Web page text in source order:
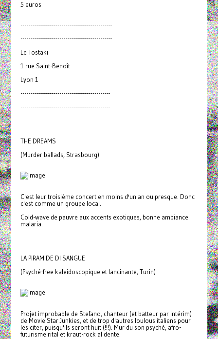
5 euros
-----------------------------------------------
-----------------------------------------------
Le Tostaki
1 rue Saint-Benoît
Lyon 1
----------------------------------------------
----------------------------------------------
THE DREAMS
(Murder ballads, Strasbourg)
C'est leur troisième concert en moins d'un an ou presque. Donc
c'est comme un groupe local.
Cold-wave de pauvre aux accents exotiques, bonne ambiance
malaria.
LA PIRAMIDE DI SANGUE
(Psyché-free kaleidoscopique et lancinante, Turin)
Projet improbable de Stefano, chanteur (et batteur par intérim)
de Movie Star Junkies, et de trop d'autres loulous italiens pour
les citer, puisqu'ils seront huit (!!!). Mur du son psyché, afro-
futurisme rital et kraut-rock al dente.